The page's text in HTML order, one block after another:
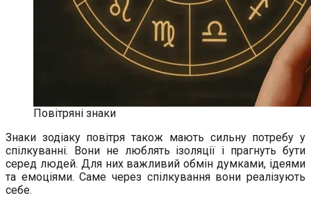
Повітряні знаки
Знаки зодіаку повітря також мають сильну потребу у
спілкуванні. Вони не люблять ізоляції і прагнуть бути
серед людей. Для них важливий обмін думками, ідеями
та емоціями. Саме через спілкування вони реалізують
себе.